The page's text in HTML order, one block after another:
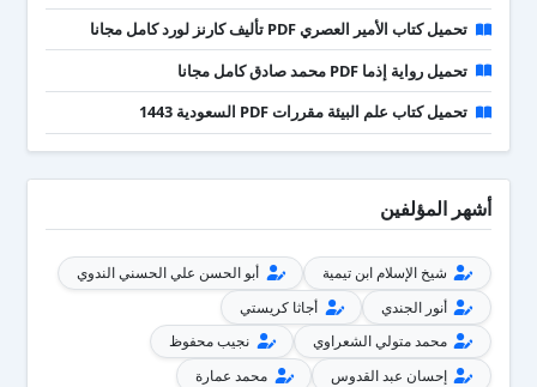
تحميل كتاب الأمير العصري PDF تأليف كارنز لورد كامل مجانا
تحميل رواية إذما PDF محمد صادق كامل مجانا
تحميل كتاب علم البيئة مقررات PDF السعودية 1443
أشهر المؤلفين
شيخ الإسلام ابن تيمية
أبو الحسن علي الحسني الندوي
أنور الجندي
أجاثا كريستي
محمد متولي الشعراوي
نجيب محفوظ
إحسان عبد القدوس
محمد عمارة